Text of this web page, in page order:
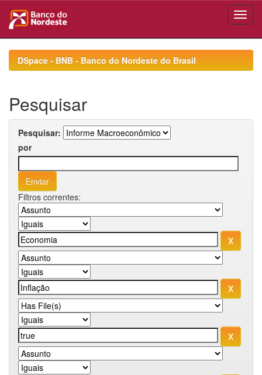
navigationDSpace - BNB - Banco do Nordeste do Brasil
Pesquisar
Pesquisar:
por
Filtros correntes: